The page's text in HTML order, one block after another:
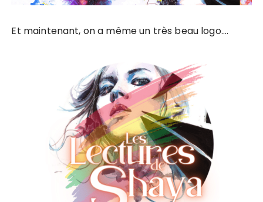
Et maintenant, on a même un très beau logo….